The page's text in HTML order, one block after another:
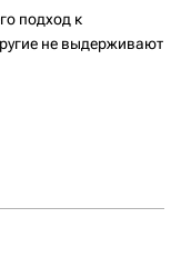
подход к
не выдерживают